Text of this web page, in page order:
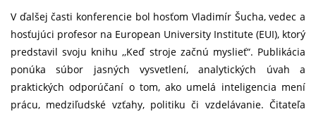
V ďalšej časti konferencie bol hosťom Vladimír Šucha, vedec a
hosťujúci profesor na European University Institute (EUI), ktorý
predstavil svoju knihu ,,Keď stroje začnú myslieť“. Publikácia
ponúka súbor jasných vysvetlení, analytických úvah a
praktických odporúčaní o tom, ako umelá inteligencia mení
prácu, medziľudské vzťahy, politiku či vzdelávanie. Čitateľa